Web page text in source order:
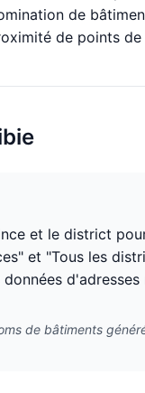
de
de points
et le district
et "Tous les
d'adresses
de bâtiments